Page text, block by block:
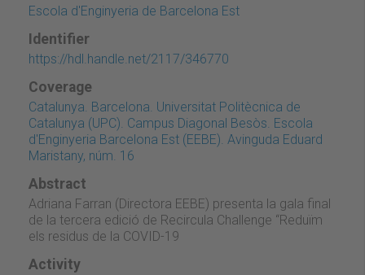
Escola d'Enginyeria de Barcelona Est
Identifier
https://hdl.handle.net/2117/346770
Coverage
Catalunya. Barcelona. Universitat Politècnica de
Catalunya (UPC). Campus Diagonal Besòs. Escola
d'Enginyeria Barcelona Est (EEBE). Avinguda Eduard
Maristany, núm. 16
Abstract
Adriana Farran (Directora EEBE) presenta la gala final
de la tercera edició de Recircula Challenge “Reduïm
els residus de la COVID-19
Activity